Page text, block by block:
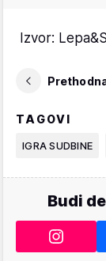
Izvor:
TAGOVI
IGRA SUDBINE
Budi